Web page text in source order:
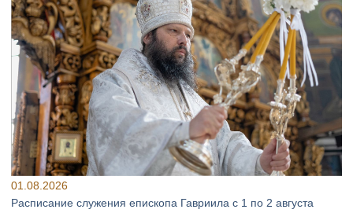
01.08.2026
Расписание служения епископа Гавриила с 1 по 2 августа